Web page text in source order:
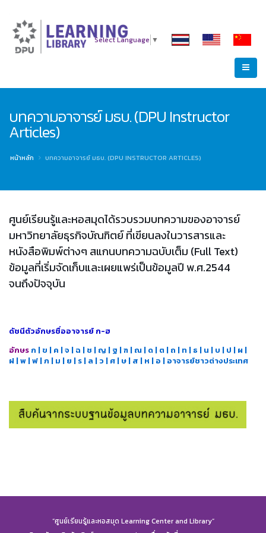
Select Language ▼
บทความอาจารย์ มธบ. (DPU Instructor
Articles)
หน้าหลัก บทความอาจารย์ มธบ. (DPU INSTRUCTOR ARTICLES)
ศูนย์เรียนรู้และหอสมุดได้รวบรวมบทความของอาจารย์
มหาวิทยาลัยธุรกิจบัณฑิตย์ ที่เขียนลงในวารสารและ
หนังสือพิมพ์ต่างๆ สแกนบทความฉบับเต็ม (Full Text)
ข้อมูลที่เริ่มจัดเก็บและเผยแพร่เป็นข้อมูลปี พ.ศ.2544
จนถึงปัจจุบัน
ดัชนีตัวอักษรชื่ออาจารย์ ก-ฮ
อักษร ก | ข | ค |จ | ฉ | ช | ญ | ฐ | ฑ | ณ | ด | ต | ถ | ท | ธ | น | บ | ป | ผ |
ฝ |พ |ฟ |ภ | ม | ย | ร | ล | ว | ศ | ษ | ส | ห | อ | อาจารย์ชาวต่างประเทศ
“ศูนย์เรียนรู้และหอสมุด Learning Center and Library”